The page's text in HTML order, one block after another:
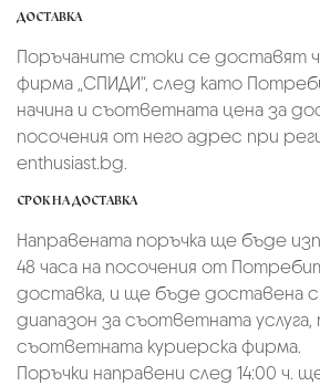
ДОСТАВКА
Поръчаните стоки се доставят
фирмa „СПИДИ“, след като
начина и съответната цена за
посочения от него адрес при
enthusiast.bg.
СРОК НА ДОСТАВКА
Направената поръчка ще бъде
48 часа на посочения от
доставка, и ще бъде доставена
диапазон за съответната
съответната куриерска фирма.
Поръчки направени след 14:00 ч.